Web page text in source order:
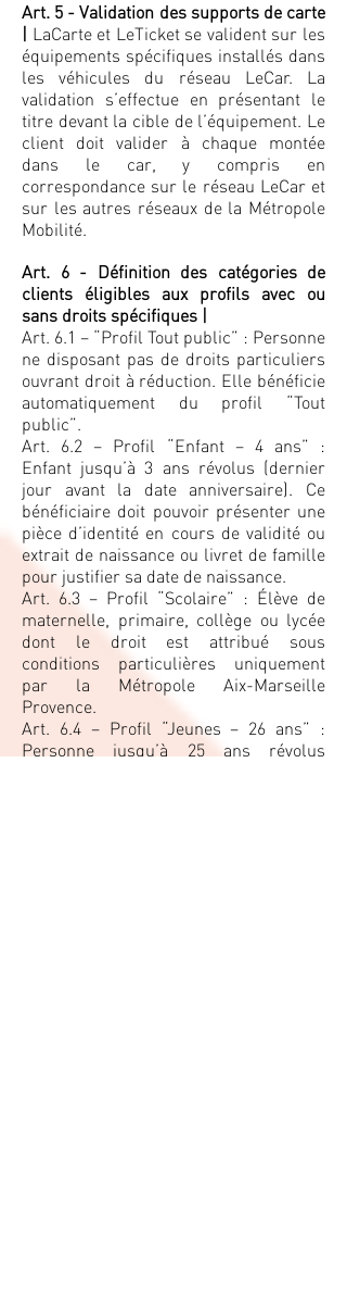
Art. 5 - Validation des supports de carte
| LaCarte et LeTicket se valident sur les
équipements spécifiques installés dans
les véhicules du réseau LeCar. La
validation s’effectue en présentant le
titre devant la cible de l’équipement. Le
client doit valider à chaque montée
dans le car, y compris en
correspondance sur le réseau LeCar et
sur les autres réseaux de la Métropole
Mobilité.
Art. 6 - Définition des catégories de
clients éligibles aux profils avec ou
sans droits spécifiques |
Art. 6.1 – “Profil Tout public” : Personne
ne disposant pas de droits particuliers
ouvrant droit à réduction. Elle bénéficie
automatiquement du profil “Tout
public”.
Art. 6.2 – Profil “Enfant – 4 ans” :
Enfant jusqu’à 3 ans révolus (dernier
jour avant la date anniversaire). Ce
bénéficiaire doit pouvoir présenter une
pièce d’identité en cours de validité ou
extrait de naissance ou livret de famille
pour justifier sa date de naissance.
Art. 6.3 – Profil “Scolaire” : Élève de
maternelle, primaire, collège ou lycée
dont le droit est attribué sous
conditions particulières uniquement
par la Métropole Aix-Marseille
Provence.
Art. 6.4 – Profil “Jeunes – 26 ans” :
Personne jusqu’à 25 ans révolus